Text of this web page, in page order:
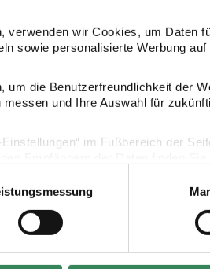
verwenden wir Cookies, um Daten
sowie personalisierte Werbung
um die Benutzerfreundlichkeit der
und Ihre Auswahl für
im Fußbereich der